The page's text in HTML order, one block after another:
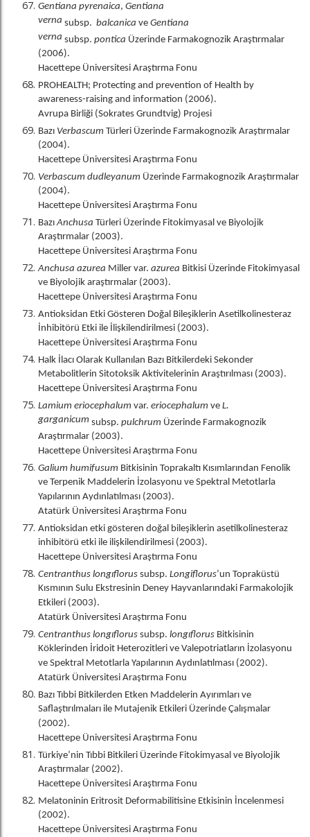
Gentiana pyrenaica, Gentiana
verna subsp. balcanica ve Gentiana
verna subsp. pontica Üzerinde Farmakognozik Araştırmalar
(2006).
Hacettepe Üniversitesi Araştırma Fonu
PROHEALTH; Protecting and prevention of Health by
awareness-raising and information (2006).
Avrupa Birliği (Sokrates Grundtvig) Projesi
Bazı Verbascum Türleri Üzerinde Farmakognozik Araştırmalar
(2004).
Hacettepe Üniversitesi Araştırma Fonu
Verbascum dudleyanum Üzerinde Farmakognozik Araştırmalar
(2004).
Hacettepe Üniversitesi Araştırma Fonu
BazıAnchusa Türleri Üzerinde Fitokimyasal ve Biyolojik
Araştırmalar (2003).
Hacettepe Üniversitesi Araştırma Fonu
Anchusa azurea Miller var. azurea Bitkisi Üzerinde Fitokimyasal
ve Biyolojik araştırmalar (2003).
Hacettepe Üniversitesi Araştırma Fonu
Antioksidan Etki Gösteren Doğal Bileşiklerin Asetilkolinesteraz
İnhibitörü Etki ile İlişkilendirilmesi (2003).
Hacettepe Üniversitesi Araştırma Fonu
Halk İlacı Olarak Kullanılan Bazı Bitkilerdeki Sekonder
Metabolitlerin Sitotoksik Aktivitelerinin Araştırılması (2003).
Hacettepe Üniversitesi Araştırma Fonu
Lamium eriocephalum var. eriocephalum ve L.
garganicum subsp. pulchrum Üzerinde Farmakognozik
Araştırmalar (2003).
Hacettepe Üniversitesi Araştırma Fonu
Galium humifusum Bitkisinin Toprakaltı Kısımlarından Fenolik
ve Terpenik Maddelerin İzolasyonu ve Spektral Metotlarla
Yapılarının Aydınlatılması (2003).
Atatürk Üniversitesi Araştırma Fonu
Antioksidan etki gösteren doğal bileşiklerin asetilkolinesteraz
inhibitörü etki ile ilişkilendirilmesi (2003).
Hacettepe Üniversitesi Araştırma Fonu
Centranthus longıflorus subsp. Longiflorus’un Topraküstü
Kısmının Sulu Ekstresinin Deney Hayvanlarındaki Farmakolojik
Etkileri (2003).
Atatürk Üniversitesi Araştırma Fonu
Centranthus longıflorus subsp. longıflorus Bitkisinin
Köklerinden İridoit Heterozitleri ve Valepotriatların İzolasyonu
ve Spektral Metotlarla Yapılarının Aydınlatılması (2002).
Atatürk Üniversitesi Araştırma Fonu
Bazı Tıbbi Bitkilerden Etken Maddelerin Ayırımları ve
Saflaştırılmaları ile Mutajenik Etkileri Üzerinde Çalışmalar
(2002).
Hacettepe Üniversitesi Araştırma Fonu
Türkiye’nin Tıbbi Bitkileri Üzerinde Fitokimyasal ve Biyolojik
Araştırmalar (2002).
Hacettepe Üniversitesi Araştırma Fonu
Melatoninin Eritrosit Deformabilitisine Etkisinin İncelenmesi
(2002).
Hacettepe Üniversitesi Araştırma Fonu